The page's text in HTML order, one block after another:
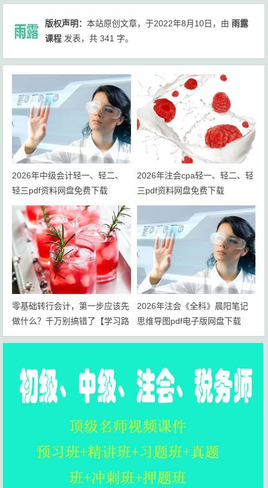
版权声明：本站原创文章，于2022年8月10日，由雨露
课程 发表，共 341 字。
2026年中级会计轻一、轻二、
轻三pdf资料网盘免费下载
2026年注会cpa轻一、轻二、轻
三pdf资料网盘免费下载
零基础转行会计，第一步应该先
做什么？千万别搞错了【学习路
线+岗位规划】
2026年注会《全科》晨阳笔记
思维导图pdf电子版网盘下载